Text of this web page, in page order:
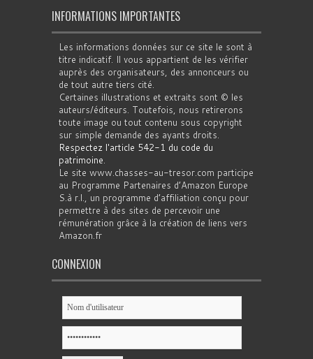
INFORMATIONS IMPORTANTES
Les informations données sur ce site le sont à
titre indicatif. Il vous appartient de les vérifier
auprès des organisateurs, des annonceurs ou
de tout autre tiers cité.
Certaines illustrations et extraits sont © les
auteurs/éditeurs. Toutefois, nous retirerons
toute image ou tout contenu sous copyright
sur simple demande des ayants droits.
Respectez l'article 542-1 du code du
patrimoine.
Le site www.chasses-au-tresor.com participe
au Programme Partenaires d’Amazon Europe
S.à r.l., un programme d’affiliation conçu pour
permettre à des sites de percevoir une
rémunération grâce à la création de liens vers
Amazon.fr
CONNEXION